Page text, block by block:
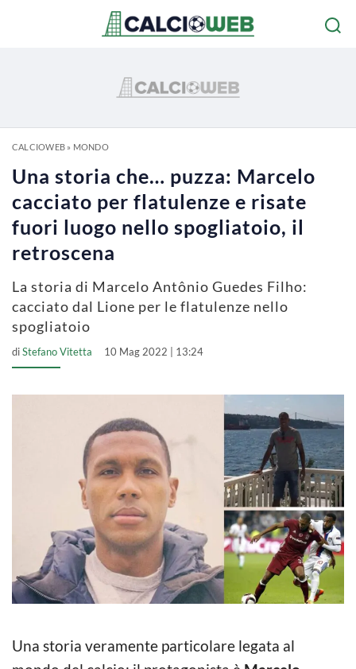
CALCIOWEB» MONDO
Una storia che… puzza: Marcelo
cacciato per flatulenze e risate
fuori luogo nello spogliatoio, il
retroscena
La storia di Marcelo Antônio Guedes Filho:
cacciato dal Lione per le flatulenze nello
spogliatoio
diStefano Vitetta 10 Mag 2022 | 13:24
Una storia veramente particolare legata al